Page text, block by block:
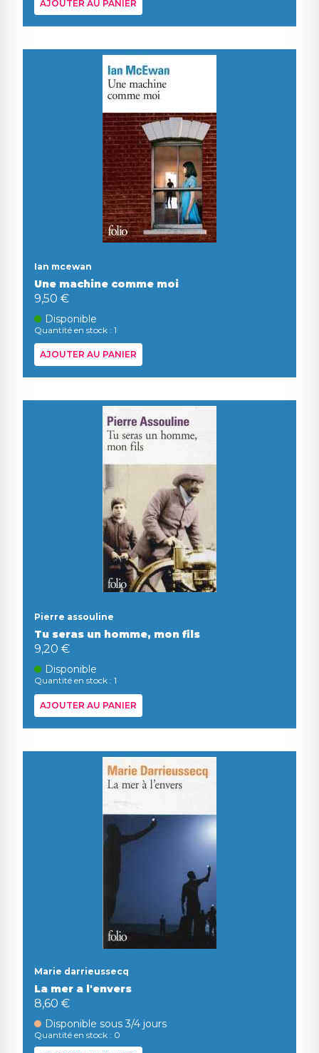
AJOUTER AU PANIER
Ian mcewan
Une machine comme moi
9,50 €
Disponible
Quantité en stock : 1
AJOUTER AU PANIER
Pierre assouline
Tu seras un homme, mon fils
9,20 €
Disponible
Quantité en stock : 1
AJOUTER AU PANIER
Marie darrieussecq
La mer a l'envers
8,60 €
Disponible sous 3/4 jours
Quantité en stock : 0